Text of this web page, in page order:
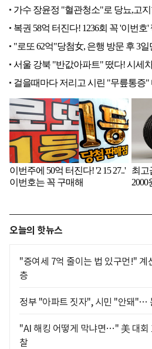
오늘의 핫뉴스
"증여세 7억 줄이는 법 있구먼!" 계
층
정부 "아파트 짓자", 시민 "안돼"…
"AI 해킹 어떻게 막냐면…" 美 대회
찰